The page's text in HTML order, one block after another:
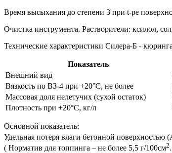
Время высыхания до степени 3 при t-ре
Очистка инструмента. Растворители: ксилол,
Технические характеристики Силера-Б -
Показатель
Внешний вид
Вязкость по ВЗ-4 при +20°С, не более
Массовая доля нелетучих (сухой остаток)
Плотность при +20°С, кг/л
Основной показатель:
Удельная потеря влаги бетонной поверхностью
( Норматив для топпинга – не более 5,5 г/100см2